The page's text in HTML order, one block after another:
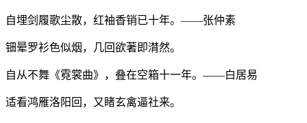
自埋剑履歌尘散，红袖香销已十年。——张仲素
钿晕罗衫色似烟，几回欲著即潸然。
自从不舞《霓裳曲》，叠在空箱十一年。——白居易
适看鸿雁洛阳回，又睹玄禽逼社来。